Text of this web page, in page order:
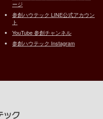
ージ
参創ハウテック LINE公式アカウン
ト
YouTube 参創チャンネル
参創ハウテック Instagram